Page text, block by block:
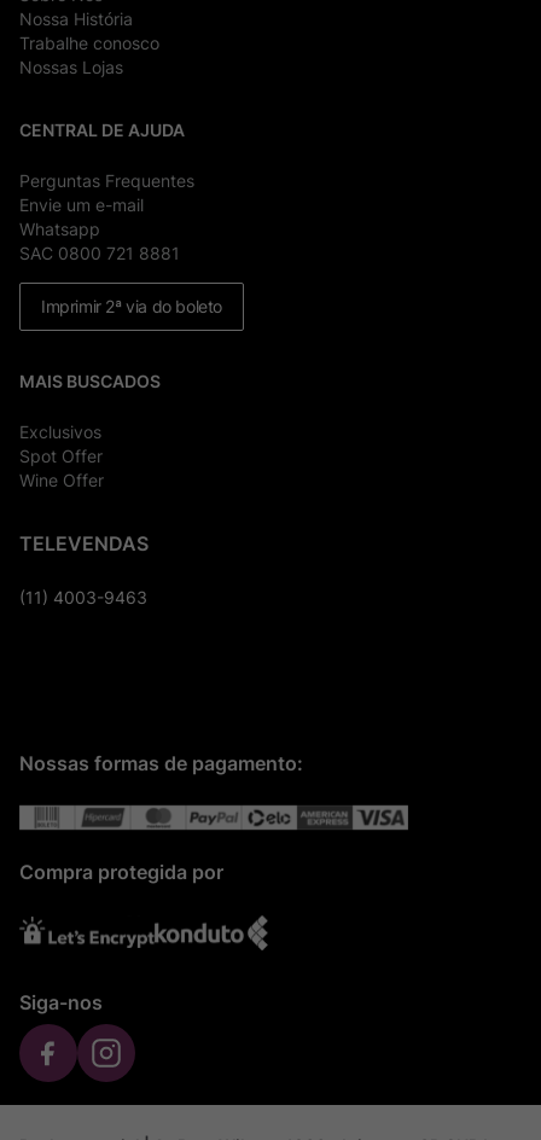
Nossa História
Trabalhe conosco
Nossas Lojas
CENTRAL DE AJUDA
Perguntas Frequentes
Envie um e-mail
Whatsapp
SAC 0800 721 8881
Imprimir 2ª via do boleto
MAIS BUSCADOS
Exclusivos
Spot Offer
Wine Offer
TELEVENDAS
(11) 4003-9463
Nossas formas de pagamento:
Compra protegida por
Siga-nos